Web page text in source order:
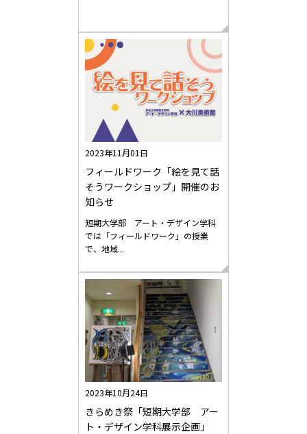
2023年11月01日
フィールドワーク「絵を見て話
そうワークショップ」開催のお
知らせ
短期大学部 アート・デザイン学科
では「フィールドワーク」の授業
で、地域...
2023年10月24日
きらめき祭「短期大学部 アー
ト・デザイン学科展示企画」